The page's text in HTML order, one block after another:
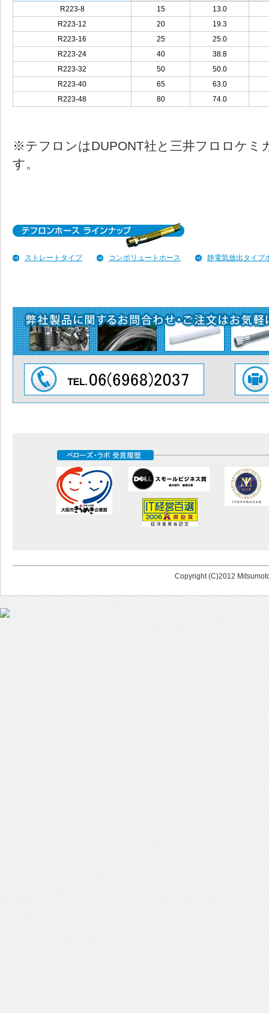
R223-8 15
13.0
R223-12
20
19.3
R223-16
25
25.0
R223-24
40
38.8
R223-32
50
50.0
R223-40
65
63.0
R223-48
80 74.0
※テフロンはDUPONT社と三井フロロケミ
す。
ストレートタイプ コンボリュートホース 静電気放出タイプ
Copyright (C)2012